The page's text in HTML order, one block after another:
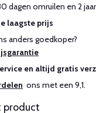
dagen omruilen en 2
laagste prijs
anders goedkoper?
en altijd gratis
ons met een 9,1.
product